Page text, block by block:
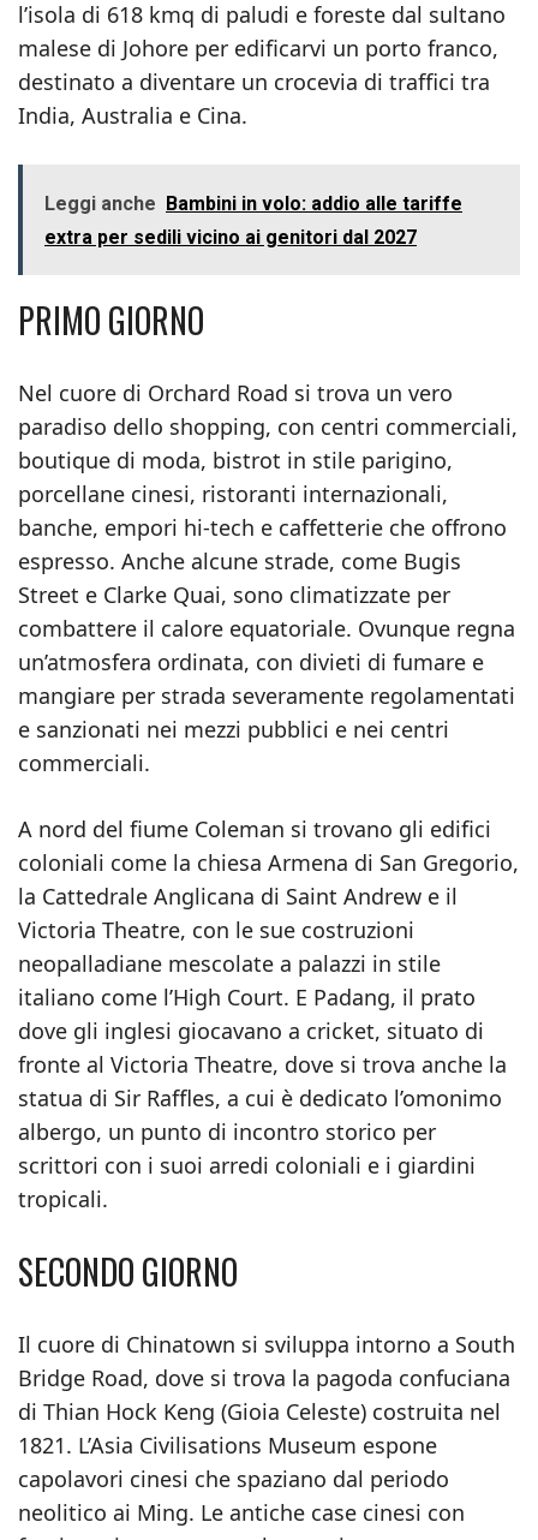
l’isola di 618 kmq di paludi e foreste dal sultano
malese di Johore per edificarvi un porto franco,
destinato a diventare un crocevia di traffici tra
India, Australia e Cina.
Leggi anche Bambini in volo: addio alle tariffe
extra per sedili vicino ai genitori dal 2027
PRIMO GIORNO
Nel cuore di Orchard Road si trova un vero
paradiso dello shopping, con centri commerciali,
boutique di moda, bistrot in stile parigino,
porcellane cinesi, ristoranti internazionali,
banche, empori hi-tech e caffetterie che offrono
espresso. Anche alcune strade, come Bugis
Street e Clarke Quai, sono climatizzate per
combattere il calore equatoriale. Ovunque regna
un’atmosfera ordinata, con divieti di fumare e
mangiare per strada severamente regolamentati
e sanzionati nei mezzi pubblici e nei centri
commerciali.
A nord del fiume Coleman si trovano gli edifici
coloniali come la chiesa Armena di San Gregorio,
la Cattedrale Anglicana di Saint Andrew e il
Victoria Theatre, con le sue costruzioni
neopalladiane mescolate a palazzi in stile
italiano come l’High Court. E Padang, il prato
dove gli inglesi giocavano a cricket, situato di
fronte al Victoria Theatre, dove si trova anche la
statua di Sir Raffles, a cui è dedicato l’omonimo
albergo, un punto di incontro storico per
scrittori con i suoi arredi coloniali e i giardini
tropicali.
SECONDO GIORNO
Il cuore di Chinatown si sviluppa intorno a South
Bridge Road, dove si trova la pagoda confuciana
di Thian Hock Keng (Gioia Celeste) costruita nel
1821. L’Asia Civilisations Museum espone
capolavori cinesi che spaziano dal periodo
neolitico ai Ming. Le antiche case cinesi con